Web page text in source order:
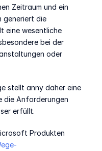
Zeitraum und ein
generiert die
eine wesentliche
bei der
oder
stellt anny daher eine
die Anforderungen
erfüllt.
Produkten